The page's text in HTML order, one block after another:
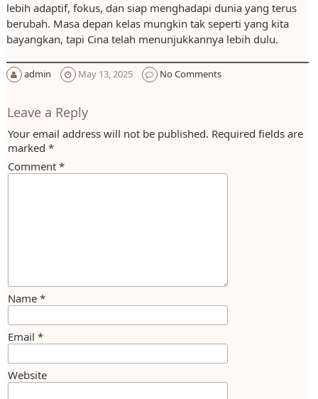
lebih adaptif, fokus, dan siap menghadapi dunia yang terus
berubah. Masa depan kelas mungkin tak seperti yang kita
bayangkan, tapi Cina telah menunjukkannya lebih dulu.
admin May 13, 2025 No Comments
Leave a Reply
Your email address will not be published. Required fields are
marked *
Comment *
Name *
Email *
Website